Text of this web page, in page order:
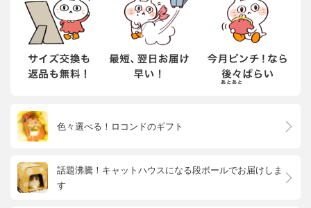
色々選べる！ロコンドのギフト
話題沸騰！キャットハウスになる段ボールでお届けしま
す